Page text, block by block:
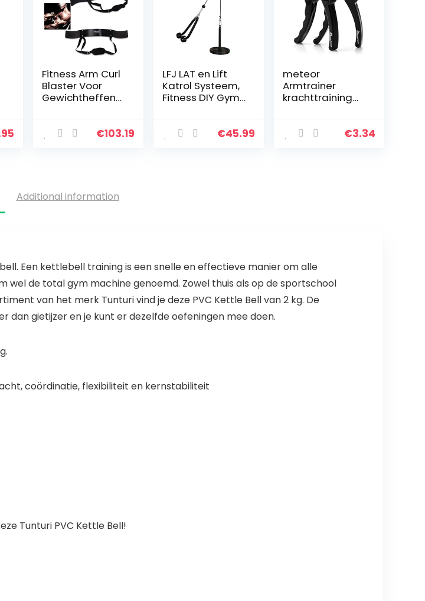
Fitness Arm Curl
Blaster Voor
Gewichtheffen
Ondersteuning
€103.19
LFJ LAT en Lift
Katrol Systeem,
Fitness DIY Gym
Training
€45.99
meteor
Armtrainer
krachttraining
onderarm
€3.34
Additional information
Een kettlebell training is een snelle en effectieve manier om alle
de total gym machine genoemd. Zowel thuis als op de sportschool
van het merk Tunturi vind je deze PVC Kettle Bell van 2 kg. De
dan gietijzer en je kunt er dezelfde oefeningen mee doen.
coördinatie, flexibiliteit en kernstabiliteit
Tunturi PVC Kettle Bell!